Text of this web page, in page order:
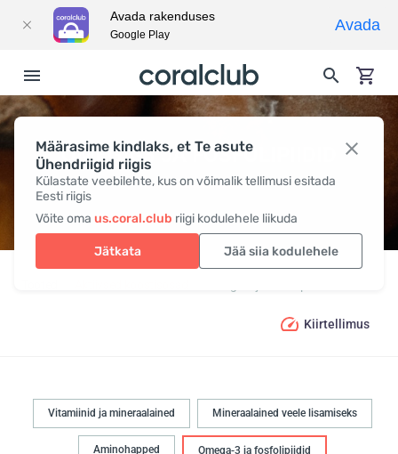
Määrasime kindlaks, et Te asute
Ühendriigid riigis
Külastate veebilehte, kus on võimalik tellimusi esitada
Eesti riigis
Võite oma us.coral.club riigi kodulehele liikuda
Jätkata Jää siia kodulehele
OMEGA-3 JA FOSFOLIPIIDID
Kiirtellimus
Vitamiinid ja mineraalained Mineraalained veele lisamiseks
Aminohapped Omega-3 ja fosfolipiidid
Avada rakenduses
Google Play
Avada